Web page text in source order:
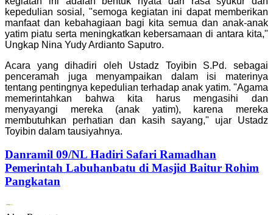
kepedulian sosial, "semoga kegiatan ini dapat memberikan
manfaat dan kebahagiaan bagi kita semua dan anak-anak
yatim piatu serta meningkatkan kebersamaan di antara kita,"
Ungkap Nina Yudy Ardianto Saputro.
Acara yang dihadiri oleh Ustadz Toyibin S.Pd. sebagai
penceramah juga menyampaikan dalam isi materinya
tentang pentingnya kepedulian terhadap anak yatim. "Agama
memerintahkan bahwa kita harus mengasihi dan
menyayangi mereka (anak yatim), karena mereka
membutuhkan perhatian dan kasih sayang," ujar Ustadz
Toyibin dalam tausiyahnya.
Danramil 09/NL Hadiri Safari Ramadhan
Pemerintah Labuhanbatu di Masjid Baitur Rohim
Pangkatan